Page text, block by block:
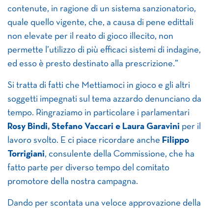
contenute, in ragione di un sistema sanzionatorio,
quale quello vigente, che, a causa di pene edittali
non elevate per il reato di gioco illecito, non
permette l’utilizzo di più efficaci sistemi di indagine,
ed esso è presto destinato alla prescrizione.”
Si tratta di fatti che Mettiamoci in gioco e gli altri
soggetti impegnati sul tema azzardo denunciano da
tempo. Ringraziamo in particolare i parlamentari
Rosy Bindi, Stefano Vaccari e Laura Garavini per il
lavoro svolto. E ci piace ricordare anche Filippo
Torrigiani, consulente della Commissione, che ha
fatto parte per diverso tempo del comitato
promotore della nostra campagna.
Dando per scontata una veloce approvazione della